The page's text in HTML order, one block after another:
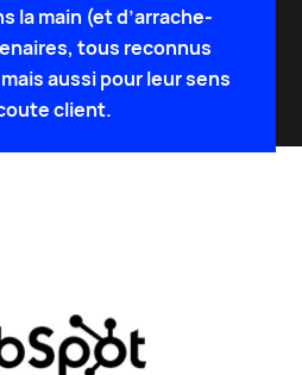
sait pas tout… mais
des meilleurs !
la main (et d’arrache-
tous reconnus
aussi pour leur sens
client.